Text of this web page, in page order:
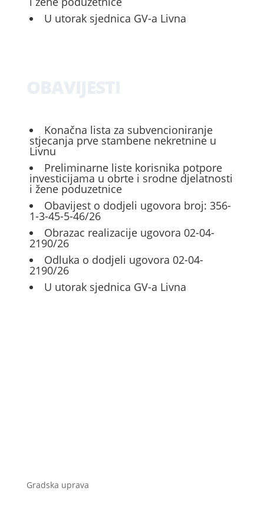
U utorak sjednica GV-a Livna
Konačna lista za subvencioniranje
stjecanja prve stambene nekretnine u
Livnu
Preliminarne liste korisnika potpore
investicijama u obrte i srodne djelatnosti
i žene poduzetnice
Obavijest o dodjeli ugovora broj: 356-
1-3-45-5-46/26
Obrazac realizacije ugovora 02-04-
2190/26
Odluka o dodjeli ugovora 02-04-
2190/26
U utorak sjednica GV-a Livna
Gradska uprava